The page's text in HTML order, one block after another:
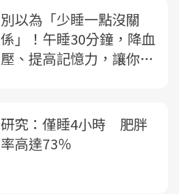
別以為「少睡一點沒關
係」！午睡30分鐘，降血
壓、提高記憶力，讓你愈
研究：僅睡4小時 肥胖
率高達73％